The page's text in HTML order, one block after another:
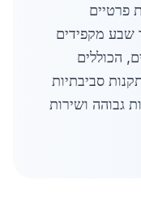
פרטיים
שבע מקפידים
הכוללים
סביבתיות
גבוהה ושירות